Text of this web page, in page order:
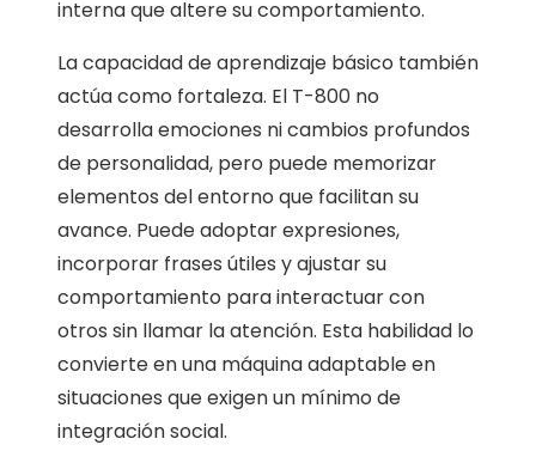
interna que altere su comportamiento.
La capacidad de aprendizaje básico también
actúa como fortaleza. El T-800 no
desarrolla emociones ni cambios profundos
de personalidad, pero puede memorizar
elementos del entorno que facilitan su
avance. Puede adoptar expresiones,
incorporar frases útiles y ajustar su
comportamiento para interactuar con
otros sin llamar la atención. Esta habilidad lo
convierte en una máquina adaptable en
situaciones que exigen un mínimo de
integración social.